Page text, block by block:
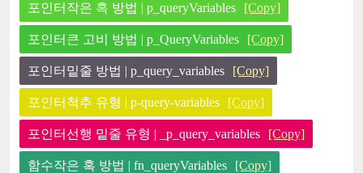
포인터작은 혹 방법 | p_queryVariables [Copy]
포인터큰 고비 방법 | p_QueryVariables [Copy]
포인터밑줄 방법 | p_query_variables [Copy]
포인터척추 유형 | p-query-variables [Copy]
포인터선행 밑줄 유형 | _p_query_variables [Copy]
함수작은 혹 방법 | fn_queryVariables [Copy]